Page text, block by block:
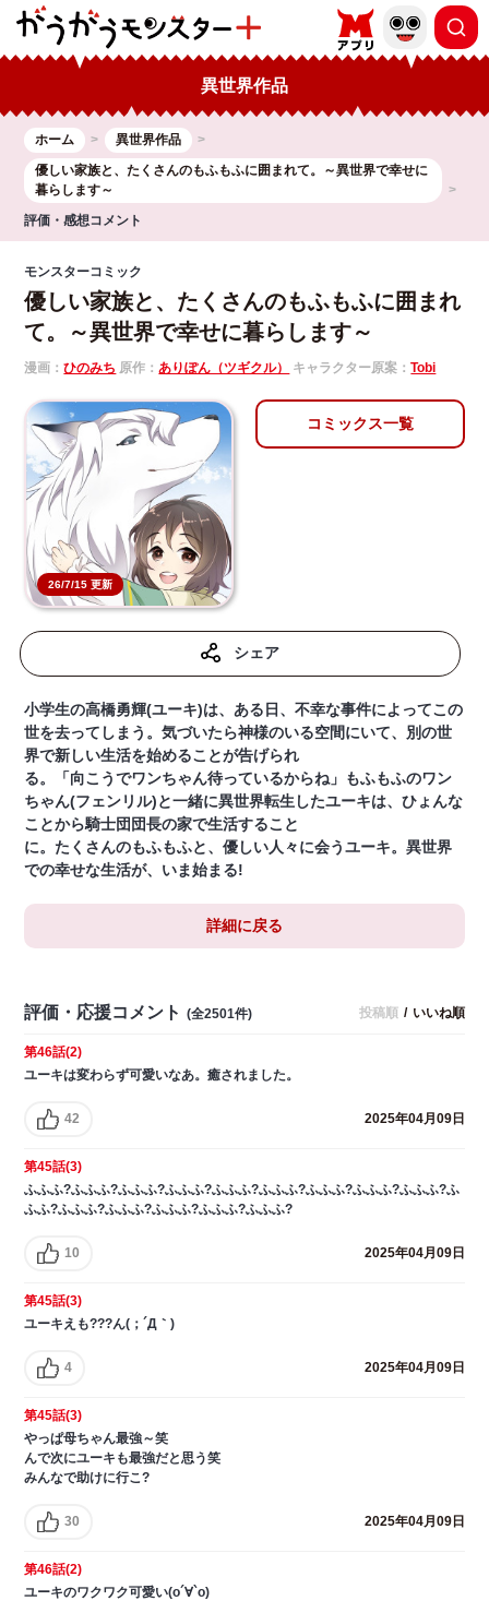
異世界作品
ホーム
異世界作品
優しい家族と、たくさんのもふもふに囲まれて。～異世界で幸せに
暮らします～
評価・感想コメント
モンスターコミック
優しい家族と、たくさんのもふもふに囲まれ
て。～異世界で幸せに暮らします～
漫画：ひのみち 原作： ありぽん（ツギクル） キャラクター原案：Tobi
26/7/15 更新
コミックス一覧
シェア
小学生の高橋勇輝(ユーキ)は、ある日、不幸な事件によってこの
世を去ってしまう。気づいたら神様のいる空間にいて、別の世
界で新しい生活を始めることが告げられ
る。「向こうでワンちゃん待っているからね」もふもふのワン
ちゃん(フェンリル)と一緒に異世界転生したユーキは、ひょんな
ことから騎士団団長の家で生活すること
に。たくさんのもふもふと、優しい人々に会うユーキ。異世界
での幸せな生活が、いま始まる!
詳細に戻る
評価・応援コメント (全2501件) 投稿順 / いいね順
第46話(2)
ユーキは変わらず可愛いなあ。癒されました。
42 2025年04月09日
第45話(3)
ふふふ?ふふふ?ふふふ?ふふふ?ふふふ?ふふふ?ふふふ?ふふふ?ふふふ?ふ
ふふ?ふふふ?ふふふ?ふふふ?ふふふ?ふふふ?
10 2025年04月09日
第45話(3)
ユーキえも???ん(；´Д｀)
4 2025年04月09日
第45話(3)
やっぱ母ちゃん最強～笑
んで次にユーキも最強だと思う笑
みんなで助けに行こ?
30 2025年04月09日
第46話(2)
ユーキのワクワク可愛い(о´∀`о)